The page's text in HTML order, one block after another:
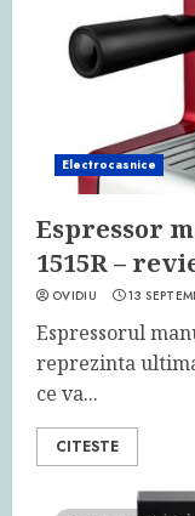
Electrocasnice
Espressor
1515R –
OVIDIU 13
Espressorul
reprezinta
ce va...
CITESTE